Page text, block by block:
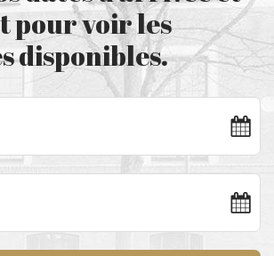
pour voir les
disponibles.